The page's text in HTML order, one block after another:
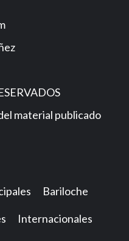
material publicado
Bariloche
Internacionales